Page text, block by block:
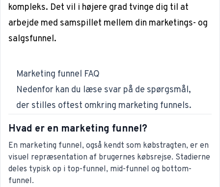
kompleks. Det vil i højere grad tvinge dig til at
arbejde med samspillet mellem din marketings- og
salgsfunnel.
Marketing funnel FAQ
Nedenfor kan du læse svar på de spørgsmål,
der stilles oftest omkring marketing funnels.
Hvad er en marketing funnel?
En marketing funnel, også kendt som købstragten, er en
visuel repræsentation af brugernes købsrejse. Stadierne
deles typisk op i top-funnel, mid-funnel og bottom-
funnel.